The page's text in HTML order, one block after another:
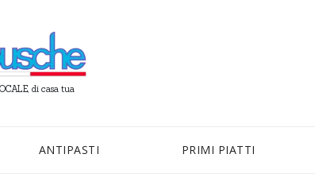
di casa tua
ANTIPASTI PRIMI PIATTI